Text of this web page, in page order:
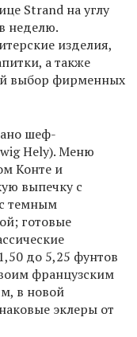
Strand на углу
неделю.
изделия,
а также
выбор фирменных
шеф-
Hely). Меню
Конте и
выпечку с
темным
готовые
до 5,25 фунтов
французским
в новой
эклеры от